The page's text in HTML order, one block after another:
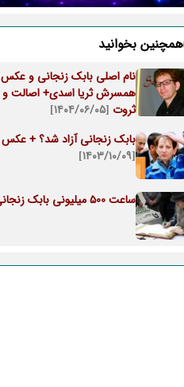
همچنین بخوانید
نام اصلی بابک زنجانی و عکس
همسرش ثریا اسدی+ اصالت و
ثروت [۱۴۰۴/۰۶/۰۵]
بابک زنجانی آزاد شد؟ + عکس
[۱۴۰۳/۱۰/۰۹]
ساعت 500 میلیونی بابک زنجانی